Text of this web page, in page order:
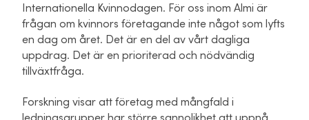
Internationella Kvinnodagen. För oss inom Almi är
frågan om kvinnors företagande inte något som lyfts
en dag om året. Det är en del av vårt dagliga
uppdrag. Det är en prioriterad och nödvändig
tillväxtfråga.
Forskning visar att företag med mångfald i